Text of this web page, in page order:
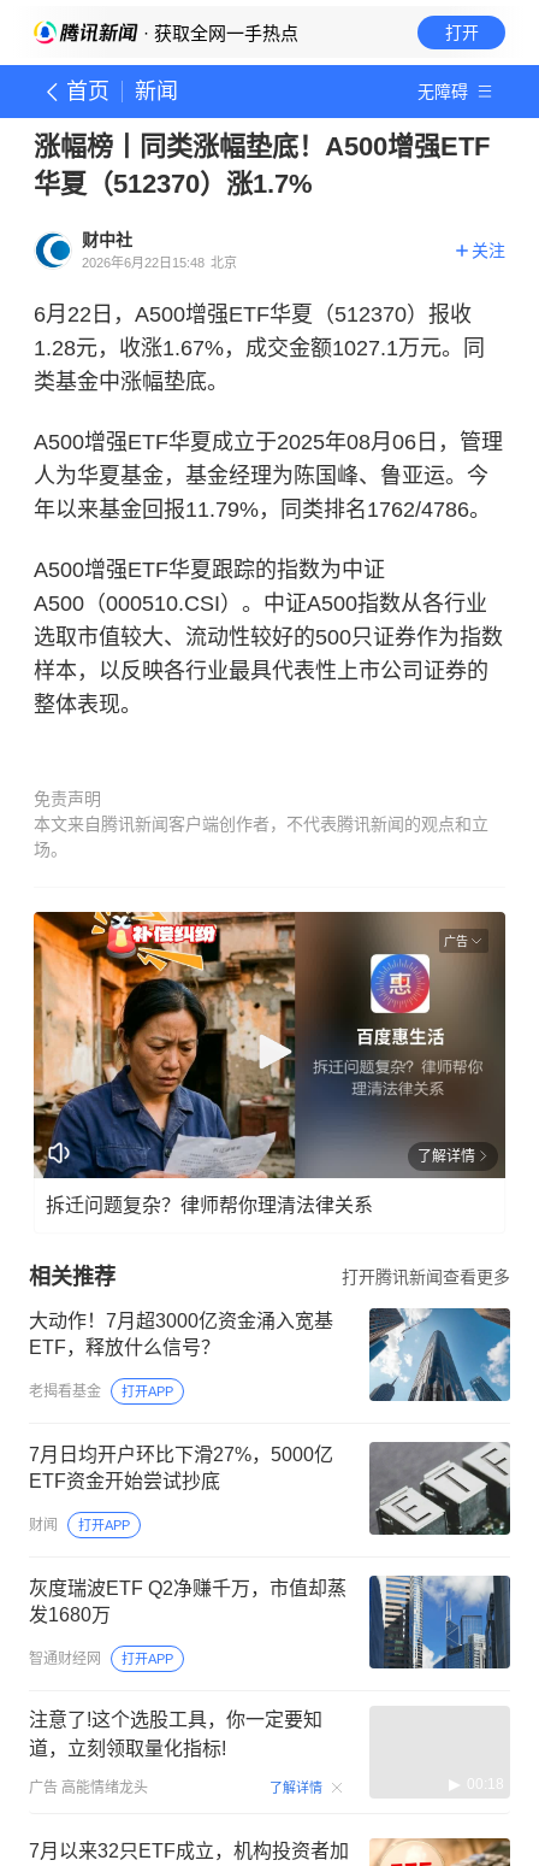
· 获取全网一手热点 打开
首页 新闻 无障碍
涨幅榜丨同类涨幅垫底！A500增强ETF
华夏（512370）涨1.7%
财中社
2026年6月22日15:48 北京
关注
6月22日，A500增强ETF华夏（512370）报收
1.28元，收涨1.67%，成交金额1027.1万元。同
类基金中涨幅垫底。
A500增强ETF华夏成立于2025年08月06日，管理
人为华夏基金，基金经理为陈国峰、鲁亚运。今
年以来基金回报11.79%，同类排名1762/4786。
A500增强ETF华夏跟踪的指数为中证
A500（000510.CSI）。中证A500指数从各行业
选取市值较大、流动性较好的500只证券作为指数
样本，以反映各行业最具代表性上市公司证券的
整体表现。
免责声明
本文来自腾讯新闻客户端创作者，不代表腾讯新闻的观点和立
场。
广告
了解详情
拆迁问题复杂？律师帮你理清法律关系
相关推荐 打开腾讯新闻查看更多
大动作！7月超3000亿资金涌入宽基
ETF，释放什么信号？
老揭看基金 打开APP
7月日均开户环比下滑27%，5000亿
ETF资金开始尝试抄底
财闻 打开APP
灰度瑞波ETF Q2净赚千万，市值却蒸
发1680万
智通财经网 打开APP
注意了!这个选股工具，你一定要知
道，立刻领取量化指标!
广告 高能情绪龙头 了解详情 00:18
7月以来32只ETF成立，机构投资者加